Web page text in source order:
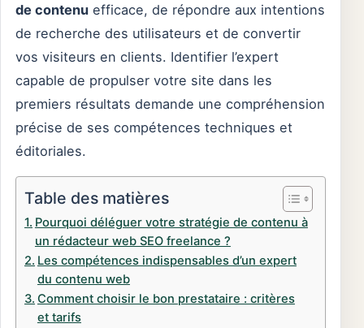
de contenu efficace, de répondre aux intentions
de recherche des utilisateurs et de convertir
vos visiteurs en clients. Identifier l’expert
capable de propulser votre site dans les
premiers résultats demande une compréhension
précise de ses compétences techniques et
éditoriales.
Table des matières
Pourquoi déléguer votre stratégie de contenu à
un rédacteur web SEO freelance ?
Les compétences indispensables d’un expert
du contenu web
Comment choisir le bon prestataire : critères
et tarifs